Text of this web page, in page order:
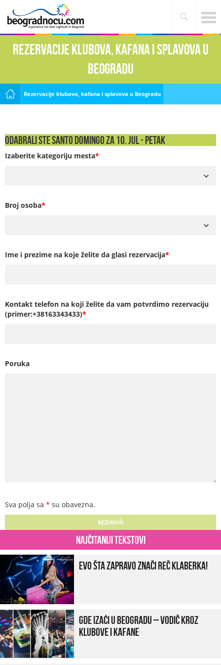
Rezervacije klubova, kafana i splavova u
Beogradu
Rezervacije klubova, kafana i splavova u Beogradu
Odabrali ste Santo Domingo za 10. Jul - PETAK
Izaberite kategoriju mesta*
Broj osoba*
Ime i prezime na koje želite da glasi rezervacija*
Kontakt telefon na koji želite da vam potvrdimo rezervaciju
(primer:+38163343433)*
Poruka
Sva polja sa * su obavezna.
Najčitaniji tekstovi
Evo šta zapravo znači reč klaberka!
Gde izaći u Beogradu – vodič kroz
klubove i kafane